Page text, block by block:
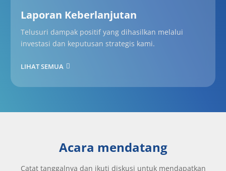
Laporan Keberlanjutan
Telusuri dampak positif yang dihasilkan melalui
investasi dan keputusan strategis kami.
LIHAT SEMUA
Acara mendatang
Catat tanggalnya dan ikuti diskusi untuk mendapatkan